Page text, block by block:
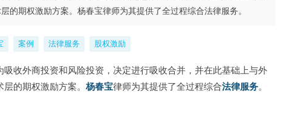
的期权激励方案。杨春宝律师为其提供了全过程综合法律服务。
案例 法律服务 股权激励
吸收外商投资和风险投资，决定进行吸收合并，并在此基础上与外
的期权激励方案。 杨春宝律师为其提供了全过程综合法律服务。